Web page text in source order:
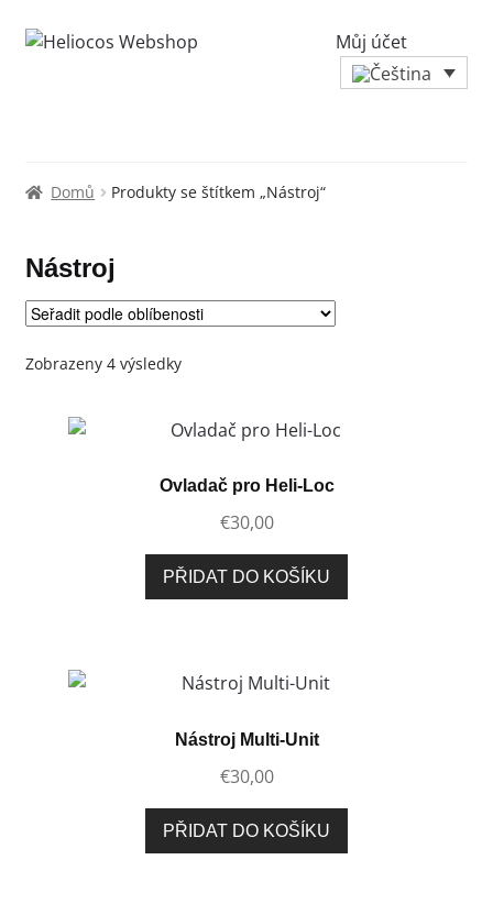
Můj účet
Domů Produkty se štítkem „Nástroj“
Nástroj
Zobrazeny 4 výsledkySeřazeno
Ovladač pro Heli-Loc
€30,00
PŘIDAT DO KOŠÍKU
Nástroj Multi-Unit
€30,00
PŘIDAT DO KOŠÍKU